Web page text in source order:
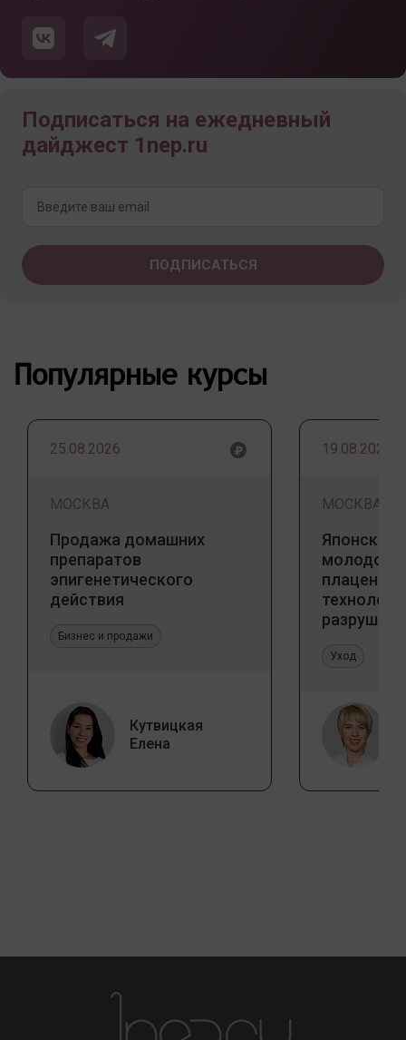
Подписаться на ежедневный
дайджест 1nep.ru
Популярные курсы
25.08.2026
МОСКВА
Продажа домашних
препаратов
эпигенетического
действия
Бизнес и продажи
Кутвицкая
Елена
19.08.2026
МОСКВА
Японский
Уход